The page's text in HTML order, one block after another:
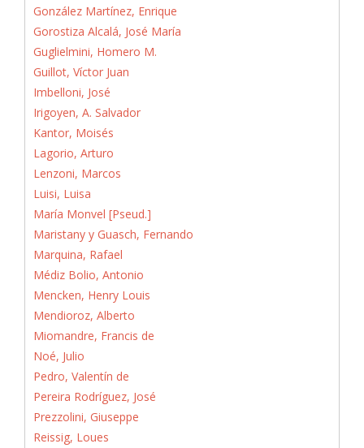
González Martínez, Enrique
Gorostiza Alcalá, José María
Guglielmini, Homero M.
Guillot, Víctor Juan
Imbelloni, José
Irigoyen, A. Salvador
Kantor, Moisés
Lagorio, Arturo
Lenzoni, Marcos
Luisi, Luisa
María Monvel [Pseud.]
Maristany y Guasch, Fernando
Marquina, Rafael
Médiz Bolio, Antonio
Mencken, Henry Louis
Mendioroz, Alberto
Miomandre, Francis de
Noé, Julio
Pedro, Valentín de
Pereira Rodríguez, José
Prezzolini, Giuseppe
Reissig, Loues